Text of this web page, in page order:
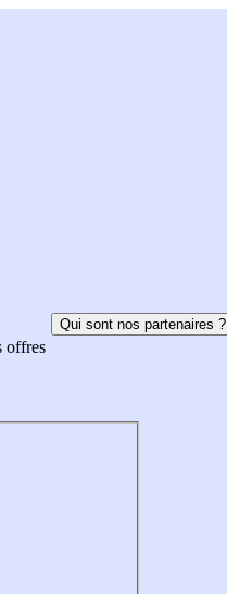
offres
Qui sont nos partenaires ?